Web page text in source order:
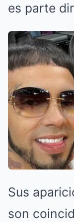
es parte
Sus
son